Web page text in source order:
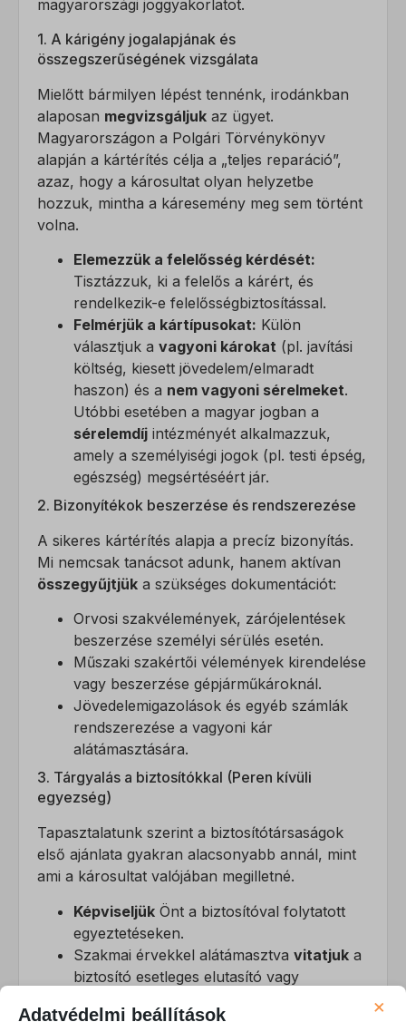
magyarországi joggyakorlatot.
1. A kárigény jogalapjának és
összegszerűségének vizsgálata
Mielőtt bármilyen lépést tennénk, irodánkban
alaposan megvizsgáljuk az ügyet.
Magyarországon a Polgári Törvénykönyv
alapján a kártérítés célja a „teljes reparáció”,
azaz, hogy a károsultat olyan helyzetbe
hozzuk, mintha a káresemény meg sem történt
volna.
Elemezzük a felelősség kérdését:
Tisztázzuk, ki a felelős a kárért, és
rendelkezik-e felelősségbiztosítással.
Felmérjük a kártípusokat: Külön
választjuk a vagyoni károkat (pl. javítási
költség, kiesett jövedelem/elmaradt
haszon) és a nem vagyoni sérelmeket.
Utóbbi esetében a magyar jogban a
sérelemdíj intézményét alkalmazzuk,
amely a személyiségi jogok (pl. testi épség,
egészség) megsértéséért jár.
2. Bizonyítékok beszerzése és rendszerezése
A sikeres kártérítés alapja a precíz bizonyítás.
Mi nemcsak tanácsot adunk, hanem aktívan
összegyűjtjük a szükséges dokumentációt:
Orvosi szakvélemények, zárójelentések
beszerzése személyi sérülés esetén.
Műszaki szakértői vélemények kirendelése
vagy beszerzése gépjárműkároknál.
Jövedelemigazolások és egyéb számlák
rendszerezése a vagyoni kár
alátámasztására.
3. Tárgyalás a biztosítókkal (Peren kívüli
egyezség)
Tapasztalatunk szerint a biztosítótársaságok
első ajánlata gyakran alacsonyabb annál, mint
ami a károsultat valójában megilletné.
Képviseljük Önt a biztosítóval folytatott
egyeztetéseken.
Szakmai érvekkel alátámasztva vitatjuk a
biztosító esetleges elutasító vagy
Adatvédelmi beállítások ×